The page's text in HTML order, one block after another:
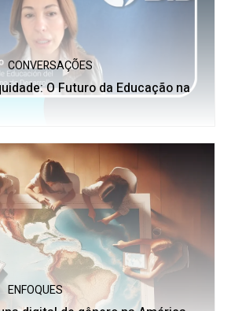
CONVERSAÇÕES
O Futuro da Educação na
ENFOQUES